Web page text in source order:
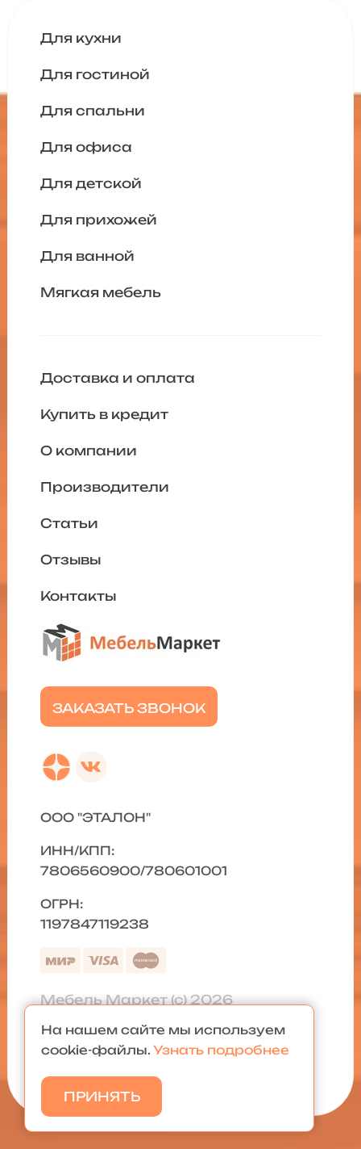
Для кухни
Для гостиной
Для спальни
Для офиса
Для детской
Для прихожей
Для ванной
Мягкая мебель
ЗАКАЗАТЬ ЗВОНОК
Доставка и оплата
Купить в кредит
О компании
Производители
Статьи
Отзывы
Контакты
ООО "ЭТАЛОН"
ИНН/КПП:
7806560900/780601001
ОГРН:
1197847119238
Мебель Маркет (с) 2026
Политика конфиденциальности
Карта сайта
На нашем сайте мы используем
cookie-файлы. Узнать подробнее
ПРИНЯТЬ